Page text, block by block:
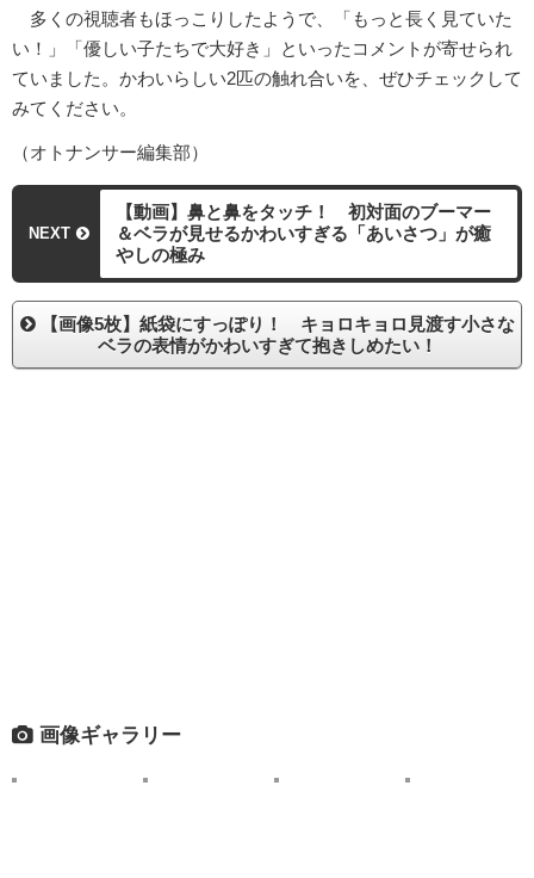
多くの視聴者もほっこりしたようで、「もっと長く見ていた
い！」「優しい子たちで大好き」といったコメントが寄せられ
ていました。かわいらしい2匹の触れ合いを、ぜひチェックして
みてください。
（オトナンサー編集部）
NEXT
【動画】鼻と鼻をタッチ！ 初対面のブーマー
＆ベラが見せるかわいすぎる「あいさつ」が癒
やしの極み
【画像5枚】紙袋にすっぽり！ キョロキョロ見渡す小さな
ベラの表情がかわいすぎて抱きしめたい！
画像ギャラリー